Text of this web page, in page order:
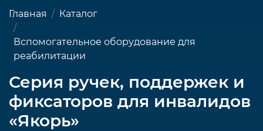
Главная Каталог
Вспомогательное оборудование для
реабилитации
Серия ручек, поддержек и
фиксаторов для инвалидов
«Якорь»